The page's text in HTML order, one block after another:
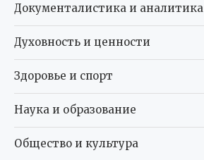
Документалистика и аналитика
Духовность и ценности
Здоровье и спорт
Наука и образование
Общество и культура